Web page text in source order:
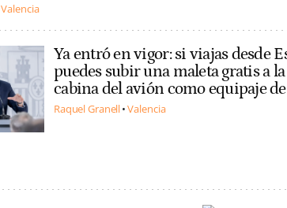
Valencia
Ya entró en vigor: si viajas desde
puedes subir una maleta gratis a la
cabina del avión como equipaje
Raquel Granell Valencia